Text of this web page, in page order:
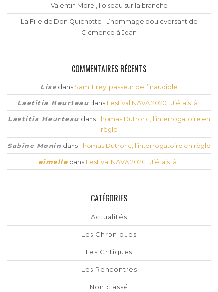
Valentin Morel, l’oiseau sur la branche
La Fille de Don Quichotte : L’hommage bouleversant de
Clémence à Jean
COMMENTAIRES RÉCENTS
Lise dans Sami Frey, passeur de l’inaudible
Laetitia Heurteau dans Festival NAVA 2020 : J’étais là !
Laetitia Heurteau dansThomas Dutronc, l’interrogatoire en
règle
Sabine Monin dansThomas Dutronc, l’interrogatoire en règle
eimelle dans Festival NAVA 2020 : J’étais là !
CATÉGORIES
Actualités
Les Chroniques
Les Critiques
Les Rencontres
Non classé